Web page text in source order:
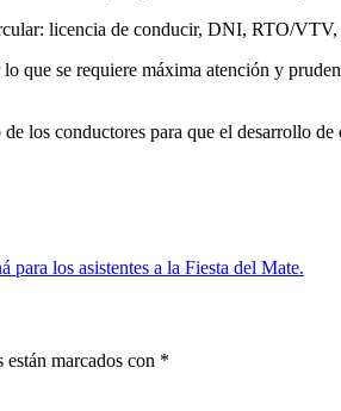
licencia de conducir, DNI, RTO/
que se requiere máxima atención y
los conductores para que el desarrollo
los asistentes a la Fiesta del Mate.
marcados con *